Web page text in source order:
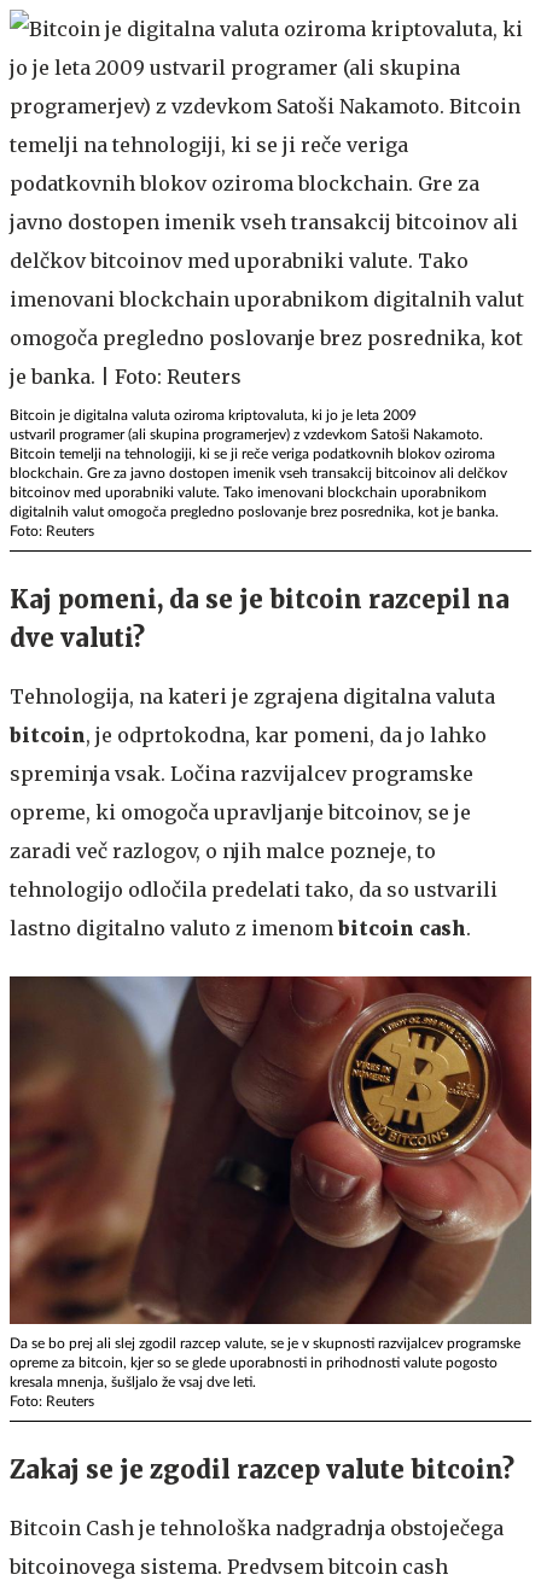
Bitcoin je digitalna valuta oziroma kriptovaluta, ki jo je leta 2009
ustvaril programer (ali skupina programerjev) z vzdevkom Satoši Nakamoto.
Bitcoin temelji na tehnologiji, ki se ji reče veriga podatkovnih blokov oziroma
blockchain. Gre za javno dostopen imenik vseh transakcij bitcoinov ali delčkov
bitcoinov med uporabniki valute. Tako imenovani blockchain uporabnikom
digitalnih valut omogoča pregledno poslovanje brez posrednika, kot je banka.
Foto: Reuters
Kaj pomeni, da se je bitcoin razcepil na
dve valuti?
Tehnologija, na kateri je zgrajena digitalna valuta
bitcoin, je odprtokodna, kar pomeni, da jo lahko
spreminja vsak. Ločina razvijalcev programske
opreme, ki omogoča upravljanje bitcoinov, se je
zaradi več razlogov, o njih malce pozneje, to
tehnologijo odločila predelati tako, da so ustvarili
lastno digitalno valuto z imenom bitcoin cash.
Da se bo prej ali slej zgodil razcep valute, se je v skupnosti razvijalcev programske
opreme za bitcoin, kjer so se glede uporabnosti in prihodnosti valute pogosto
kresala mnenja, šušljalo že vsaj dve leti.
Foto: Reuters
Zakaj se je zgodil razcep valute bitcoin?
Bitcoin Cash je tehnološka nadgradnja obstoječega
bitcoinovega sistema. Predvsem bitcoin cash